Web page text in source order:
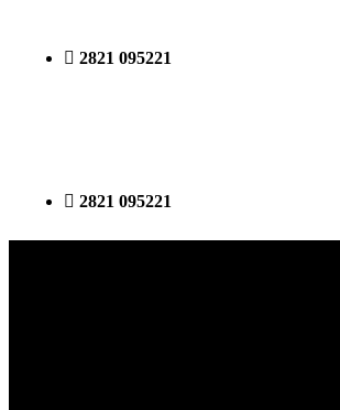
2821 095221
2821 095221